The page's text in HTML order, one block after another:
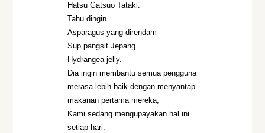
Hatsu Gatsuo Tataki.
Tahu dingin
Asparagus yang direndam
Sup pangsit Jepang
Hydrangea jelly.
Dia ingin membantu semua pengguna
merasa lebih baik dengan menyantap
makanan pertama mereka,
Kami sedang mengupayakan hal ini
setiap hari.